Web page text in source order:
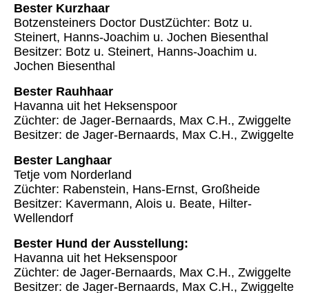
Bester Kurzhaar
Botzensteiners Doctor DustZüchter: Botz u.
Steinert, Hanns-Joachim u. Jochen Biesenthal
Besitzer: Botz u. Steinert, Hanns-Joachim u.
Jochen Biesenthal
Bester Rauhhaar
Havanna uit het Heksenspoor
Züchter: de Jager-Bernaards, Max C.H., Zwiggelte
Besitzer: de Jager-Bernaards, Max C.H., Zwiggelte
Bester Langhaar
Tetje vom Norderland
Züchter: Rabenstein, Hans-Ernst, Großheide
Besitzer: Kavermann, Alois u. Beate, Hilter-
Wellendorf
Bester Hund der Ausstellung:
Havanna uit het Heksenspoor
Züchter: de Jager-Bernaards, Max C.H., Zwiggelte
Besitzer: de Jager-Bernaards, Max C.H., Zwiggelte